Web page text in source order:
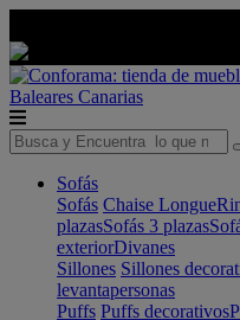
Baleares Canarias
Sofás
Sofás Chaise Longue
plazasSofás 3 plazas
exteriorDivanes
Sillones Sillones
levantapersonas
Puffs Puffs decorativos